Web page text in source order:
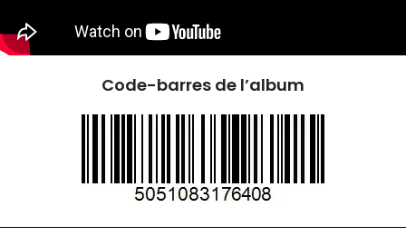
Code-barres de l’album